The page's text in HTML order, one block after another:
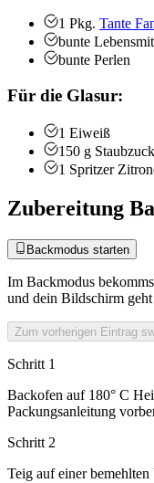
1 Pkg. Tante
bunte
bunte Perlen
Für die Glasur:
1 Eiweiß
150 g
1 Spritzer
Zubereitung
Backmodus starten
Im Backmodus
und dein Bildschirm
Zum vorherigen Eintrag
Schritt 1
Backofen auf 180° C
Packungsanleitung
Schritt 2
Teig auf einer